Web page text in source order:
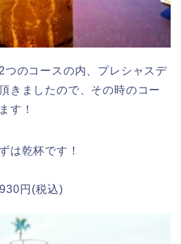
つのコースの内、プレシャスデ
きましたので、その時のコー
す！
は乾杯です！
円(税込)